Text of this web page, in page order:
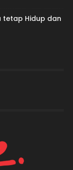
tetap Hidup dan